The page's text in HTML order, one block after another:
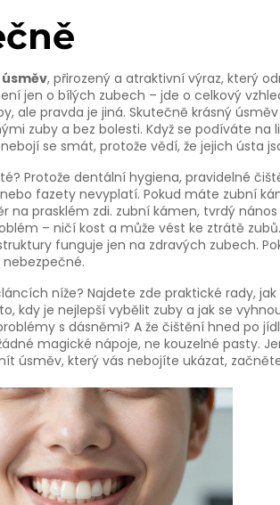
, přirozený a atraktivní výraz, který
jen o bílých zubech – jde o celkový
ale pravda je jiná. Skutečně krásný
zuby a bez bolesti. Když se podíváte
se smát, protože vědí, že jejich ústa
Protože dentální hygiena, pravidelné
fazety nevyplatí. Pokud máte zubní
na prasklém zdi. zubní kámen, tvrdý
– ničí kost a může vést ke ztrátě
funguje jen na zdravých zubech.
níže? Najdete zde praktické rady,
kdy je nejlepší vybělit zuby a jak se
s dásněmi? A že čištění hned po
magické nápoje, ne kouzelné pasty.
úsměv, který vás nebojíte ukázat,